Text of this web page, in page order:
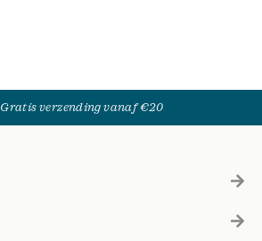
Gratis verzending vanaf €20